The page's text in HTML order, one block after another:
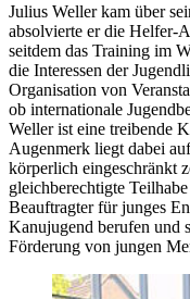
Julius Weller kam über
absolvierte er die Helfer-
seitdem das Training im
die Interessen der
Organisation von
ob internationale
Weller ist eine treibende
Augenmerk liegt dabei
körperlich eingeschränkt
gleichberechtigte
Beauftragter für junges
Kanujugend berufen und
Förderung von jungen